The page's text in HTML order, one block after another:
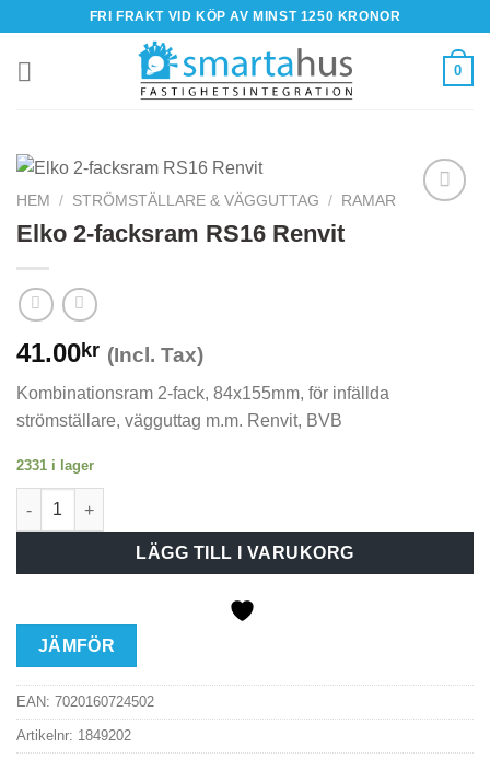
content
FRI FRAKT VID KÖP AV MINST 1250 KRONOR
0
HEM / STRÖMSTÄLLARE & VÄGGUTTAG / RAMAR
Elko 2-facksram RS16 Renvit
41.00kr (Incl. Tax)
Kombinationsram 2-fack, 84x155mm, för infällda
strömställare, vägguttag m.m. Renvit, BVB
2331 i lager
Elko 2-facksram RS16 Renvit mängd
LÄGG TILL I VARUKORG
JÄMFÖR
EAN: 7020160724502
Artikelnr: 1849202